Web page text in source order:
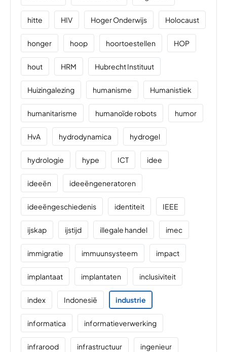
hitte HIV Hoger Onderwijs Holocaust
honger hoop hoortoestellen HOP
hout HRM Hubrecht Instituut
Huizingalezing humanisme Humanistiek
humanitarisme humanoïde robots humor
HvA hydrodynamica hydrogel
hydrologie hype ICT idee
ideeën ideeëngeneratoren
ideeëngeschiedenis identiteit IEEE
ijskap ijstijd illegale handel imec
immigratie immuunsysteem impact
implantaat implantaten inclusiviteit
index Indonesië industrie
informatica informatieverwerking
infrarood infrastructuur ingenieur